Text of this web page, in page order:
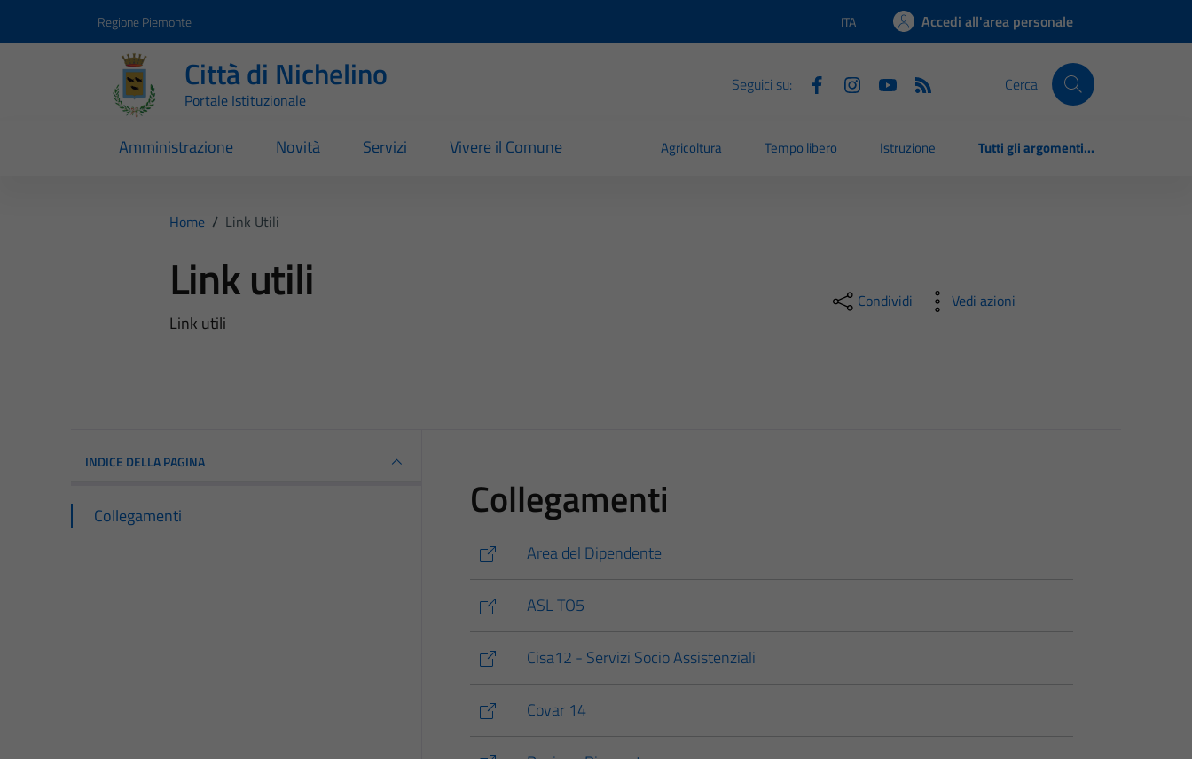
Regione Piemonte Lingua attiva:
ITA Accedi all'area personale
Città di Nichelino
Portale Istituzionale
Seguici su: Cerca
Amministrazione Novità Servizi Vivere il Comune Agricoltura Tempo libero Istruzione Tutti gli argomenti...
Home / Link Utili
Link utili
Link utili
Condividi Vedi azioni
INDICE DELLA PAGINA
Collegamenti Collegamenti
Area del Dipendente
ASL TO5
Cisa12 - Servizi Socio Assistenziali
Covar 14